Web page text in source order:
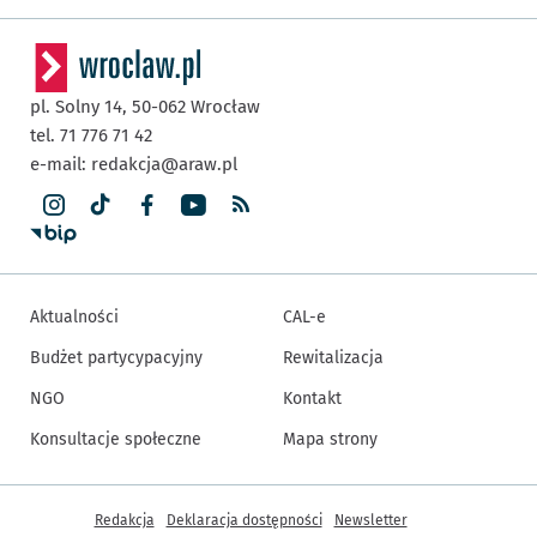
pl. Solny 14, 50-062 Wrocław
tel. 71 776 71 42
e-mail: redakcja@araw.pl
Aktualności
Budżet partycypacyjny
NGO
Konsultacje społeczne
CAL-e
Rewitalizacja
Kontakt
Mapa strony
Inne informacje
Redakcja Deklaracja dostępności Newsletter